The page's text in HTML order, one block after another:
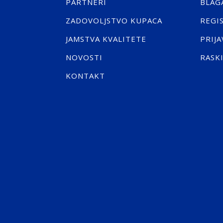
PARTNERI
ZADOVOLJSTVO KUPACA
JAMSTVA KVALITETE
NOVOSTI
KONTAKT